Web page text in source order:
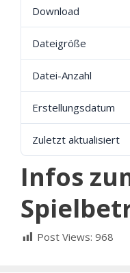
Download
Dateigröße
Datei-Anzahl
Erstellungsdatum
Zuletzt aktualisiert
Infos
Post Views: 968